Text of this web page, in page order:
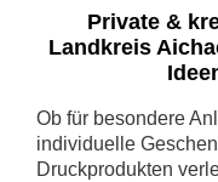
Private &
Landkreis
Ob für besondere
individuelle
Druckprodukten